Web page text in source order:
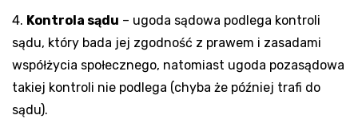
4. Kontrola sądu – ugoda sądowa podlega kontroli
sądu, który bada jej zgodność z prawem i zasadami
współżycia społecznego, natomiast ugoda pozasądowa
takiej kontroli nie podlega (chyba że później trafi do
sądu).